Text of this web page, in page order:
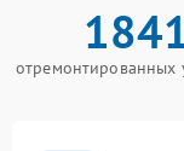
отремонтированных